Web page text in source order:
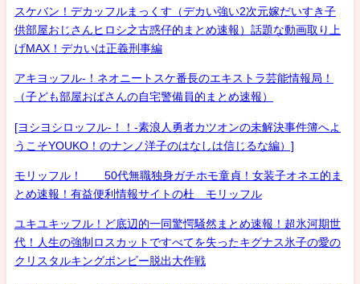
スケバン！デカッフルまっくす（デカい強い2次元嫁だいすき子
供部屋おじさんヒロシ之古惑仔的まとめ速報）話題な動画取り上
げMAX！デカいは正義刑事編
アキヨッフル-！ネオニートスケ番長のエキストラ芸能情報局！
（子ども部屋おばさんの自宅警備員的まとめ速報）
[ヨシヨシロッフル-！！-素浪人勇者カツオンの未解決事件簿へよ
うこそYOUKO！のナンノ洋子のはなしは信じるな編）]
モリッフル！ 50代無職独身ガチホモ童貞！女装子オネエ的ま
とめ速報！有益便利情報サイトの杜 モリッフル
ユキユキッフル！ど底辺的一同驚愕騒然まとめ速報！超氷河期世
代！人生の強制ロスカットですべてを失ったキグナス氷子の愛の
クリスタルキングボンビー脱出大作戦